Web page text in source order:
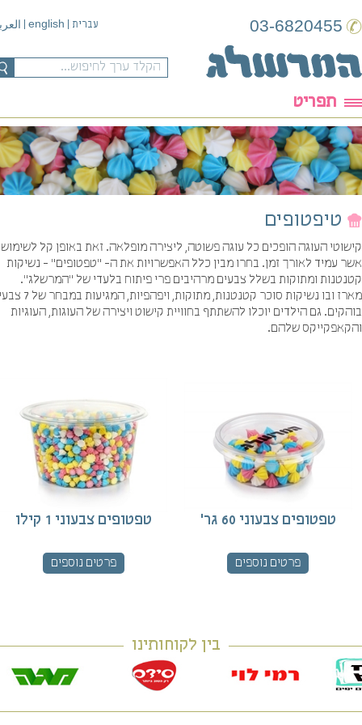
עברית|
english
|العربية 03-6820455
תפריט
טיפטופים
העוגה הופכים כל עוגה פשוטה, ליצירה מופלאה. זאת באופן קל לשימוש,
עמיד לאורך זמן. בחרו מבין כלל האפשרויות את ה- "טפטופים" - נשיקות
ומתוקות בשלל צבעים מרהיבים פרי פיתוח בלעדי של "המרשלג".
מארז ובו נשיקות סוכר קטנטנות, מתוקות, ויפהפיות, המגיעות במבחר של 7 צבעים
גם הילדים יוכלו להשתתף בחוויית קישוט ויצירה של העוגות, העוגיות
שלהם.
טפטופים צבעוני 60 גר'
פרטים נוספים
טפטופים צבעוני 1 קילו
פרטים נוספים
בין לקוחותינו